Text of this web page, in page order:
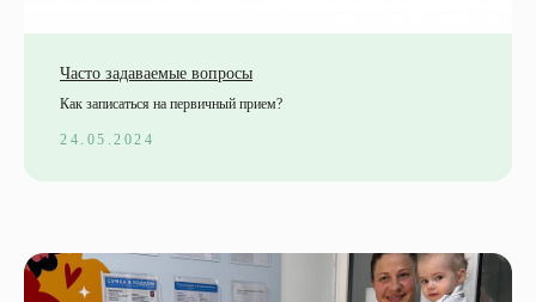
Часто задаваемые вопросы
Как записаться на первичный прием?
24.05.2024